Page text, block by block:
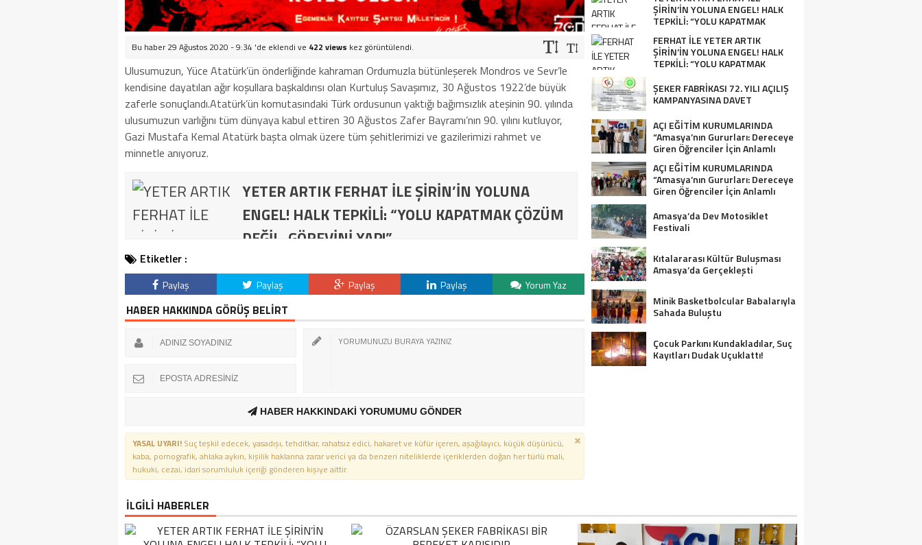
Bu haber 29 Ağustos 2020 - 9:34 'de eklendi ve 422 views kez görüntülendi.
Ulusumuzun, Yüce Atatürk’ün önderliğinde kahraman Ordumuzla bütünleşerek Mondros ve Sevr’le
kendisine dayatılan ağır koşullara başkaldırısı olan Kurtuluş Savaşımız, 30 Ağustos 1922’de büyük
zaferle sonuçlandı.Atatürk’ün komutasındaki Türk ordusunun yaktığı bağımsızlık ateşinin 90. yılında
ulusumuzun varlığını tüm dünyaya kabul ettiren 30 Ağustos Zafer Bayramı’nın 90. yılını kutluyor,
Gazi Mustafa Kemal Atatürk başta olmak üzere tüm şehitlerimizi ve gazilerimizi rahmet ve
minnetle anıyoruz.
YETER ARTIK FERHAT İLE ŞİRİN’İN YOLUNA
ENGEL! HALK TEPKİLİ: “YOLU KAPATMAK ÇÖZÜM
DEĞİL, GÖREVİNİ YAP!”
Etiketler :
Paylaş Paylaş Paylaş Paylaş Yorum Yaz
HABER HAKKINDA GÖRÜŞ BELİRT
HABER HAKKINDAKİ YORUMUMU GÖNDER
YASAL UYARI! Suç teşkil edecek, yasadışı, tehditkar, rahatsız edici, hakaret ve küfür içeren, aşağılayıcı, küçük düşürücü,
kaba, pornografik, ahlaka aykırı, kişilik haklarına zarar verici ya da benzeri niteliklerde içeriklerden doğan her türlü mali,
hukuki, cezai, idari sorumluluk içeriği gönderen kişiye aittir.
ŞİRİN’İN YOLUNA ENGEL! HALK
TEPKİLİ: “YOLU KAPATMAK
ÇÖZÜM DEĞİL, GÖREVİNİ YAP!”
FERHAT İLE YETER ARTIK
ŞİRİN’İN YOLUNA ENGEL! HALK
TEPKİLİ: “YOLU KAPATMAK
ŞEKER FABRİKASI 72. YILI AÇILIŞ
KAMPANYASINA DAVET
AÇI EĞİTİM KURUMLARINDA
“Amasya’nın Gururları: Dereceye
Giren Öğrenciler İçin Anlamlı
Tören”
AÇI EĞİTİM KURUMLARINDA
“Amasya’nın Gururları: Dereceye
Giren Öğrenciler İçin Anlamlı
Amasya’da Dev Motosiklet
Festivali
Kıtalararası Kültür Buluşması
Amasya’da Gerçekleşti
Minik Basketbolcular Babalarıyla
Sahada Buluştu
Çocuk Parkını Kundakladılar, Suç
Kayıtları Dudak Uçuklattı!
İLGİLİ HABERLER